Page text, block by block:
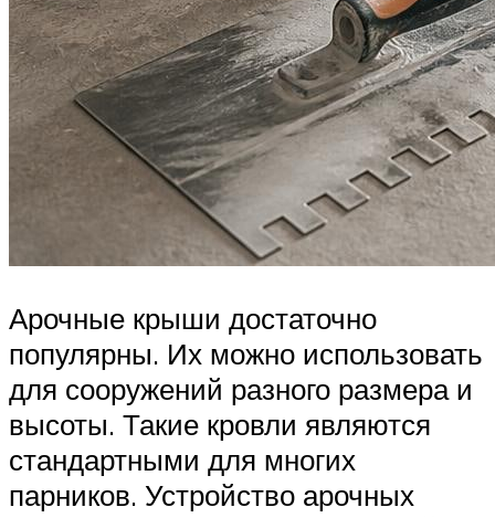
Арочные крыши достаточно
популярны. Их можно использовать
для сооружений разного размера и
высоты. Такие кровли являются
стандартными для многих
парников. Устройство арочных